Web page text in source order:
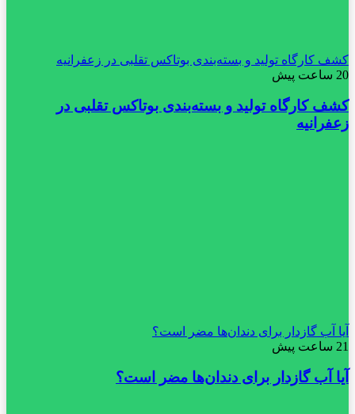
کشف کارگاه تولید و بسته‌بندی بوتاکس تقلبی در زعفرانیه
20 ساعت پیش
کشف کارگاه تولید و بسته‌بندی بوتاکس تقلبی در
زعفرانیه
آیا آب گازدار برای دندان‌ها مضر است؟
21 ساعت پیش
آیا آب گازدار برای دندان‌ها مضر است؟